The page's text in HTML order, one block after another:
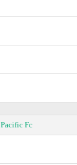
Pacific Fc